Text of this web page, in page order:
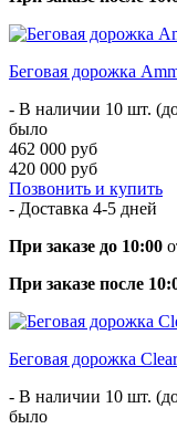
Беговая дорожка
- В наличии 10 шт.
было
462 000 руб
420 000 руб
Позвонить и купить
- Доставка 4-5 дней
При заказе до 10:00
При заказе после
Беговая дорожка
- В наличии 10 шт.
было